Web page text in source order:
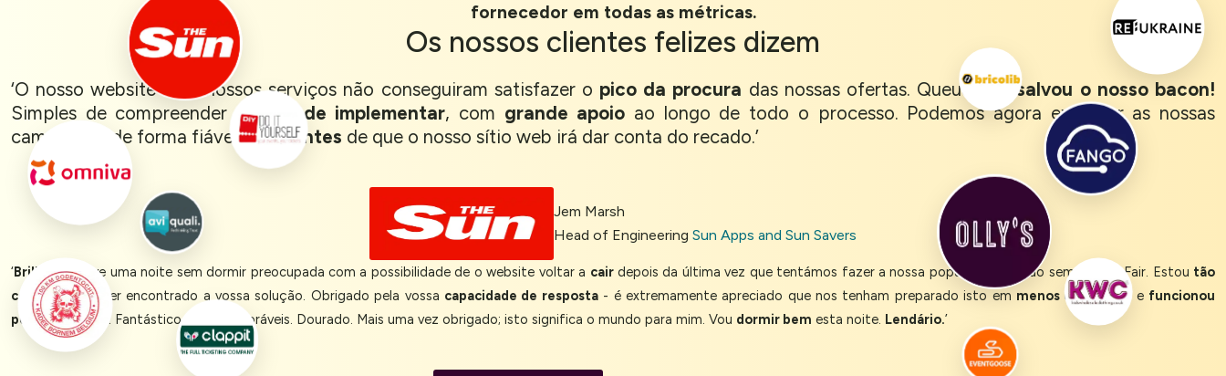
fornecedor em todas as métricas.
Os nossos clientes felizes dizem
‘O nosso website e os nossos serviços não conseguiram satisfazer o pico da procura das nossas ofertas. Queue-Fairsalvou o nosso bacon!
Simples de compreender efácil de implementar, com grande apoio ao longo de todo o processo. Podemos agora executar as nossas
campanhas de forma fiável,confiantes de que o nosso sítio web irá dar conta do recado.’
Jem Marsh
Head of Engineering Sun Apps and Sun Savers
‘Brilhante.Tive uma noite sem dormir preocupada com a possibilidade de o website voltar a cairdepois da última vez que tentámos fazer a nossa popular promoção sem Queue-Fair. Estou tão
contentepor ter encontrado a vossa solução. Obrigado pela vossa capacidade de resposta- é extremamente apreciado que nos tenham preparado isto em menos de um dia , e funcionou
perfeitamente . Fantástico. Coisas adoráveis. Dourado. Mais uma vez obrigado; isto significa o mundo para mim. Vou dormir bem esta noite. Lendário.’